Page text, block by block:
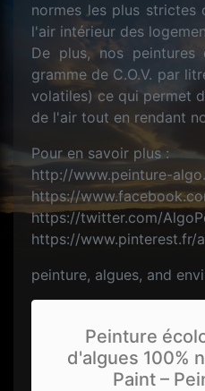
normes les plus strictes
l'air intérieur des
De plus, nos peintures
gramme de C.O.V. par
volatiles) ce qui permet
de l'air tout en rendant
Pour en savoir plus :
http://www.peinture-
https://
https://twitter.com/
https://www.pinterest.fr/
peinture, algues, and
Peinture
d'algues 100%
Paint –